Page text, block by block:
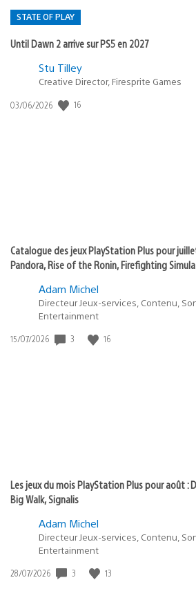
STATE OF PLAY
Until Dawn 2 arrive sur PS5 en 2027
Postée
:
state
Stu Tilley
Creative Director, Firesprite Games
Date
03/06/2026 16
Catalogue des jeux PlayStation Plus pour
Pandora, Rise of the Ronin, Firefighting
Adam Michel
Directeur Jeux-services, Contenu,
Entertainment
Date
15/07/2026 3 16
Les jeux du mois PlayStation Plus pour août :
Big Walk, Signalis
Adam Michel
Directeur Jeux-services, Contenu,
Entertainment
Date
28/07/2026 3 13